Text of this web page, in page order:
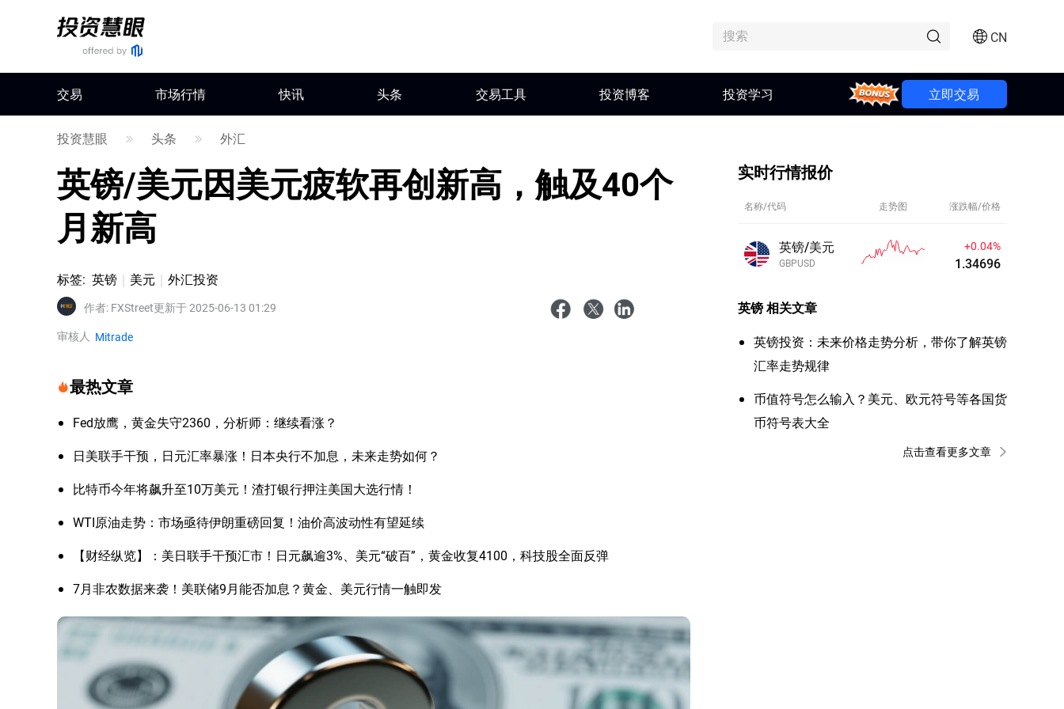
CN
交易 市场行情 快讯 头条 交易工具 投资博客 投资学习 Bonus 立即交易
投资慧眼 头条 外汇
英镑/美元因美元疲软再创新高，触及40个
月新高
标签: 英镑 美元 外汇投资
作者: FXStreet更新于 2025-06-13 01:29
审核人 Mitrade
最热文章
Fed放鹰，黄金失守2360，分析师：继续看涨？
日美联手干预，日元汇率暴涨！日本央行不加息，未来走势如何？
比特币今年将飙升至10万美元！渣打银行押注美国大选行情！
WTI原油走势：市场亟待伊朗重磅回复！油价高波动性有望延续
【财经纵览】：美日联手干预汇市！日元飙逾3%、美元“破百”，黄金收复4100，科技股全面反弹
7月非农数据来袭！美联储9月能否加息？黄金、美元行情一触即发
实时行情报价
名称/代码 走势图 涨跌幅/价格
英镑/美元
GBPUSD
+0.04%
1.34706
英镑相关文章
英镑投资：未来价格走势分析，带你了解英镑
汇率走势规律
币值符号怎么输入？美元、欧元符号等各国货
币符号表大全
点击查看更多文章